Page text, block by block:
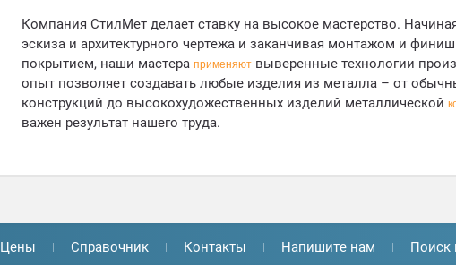
Компания СтилМет делает ставку на высокое мастерство.
эскиза и архитектурного чертежа и заканчивая монтажом и
покрытием, наши мастера применяют выверенные технологии
опыт позволяет создавать любые изделия из металла – от
конструкций до высокохудожественных изделий металлической
важен результат нашего труда.
Цены Справочник Контакты Напишите нам Поиск